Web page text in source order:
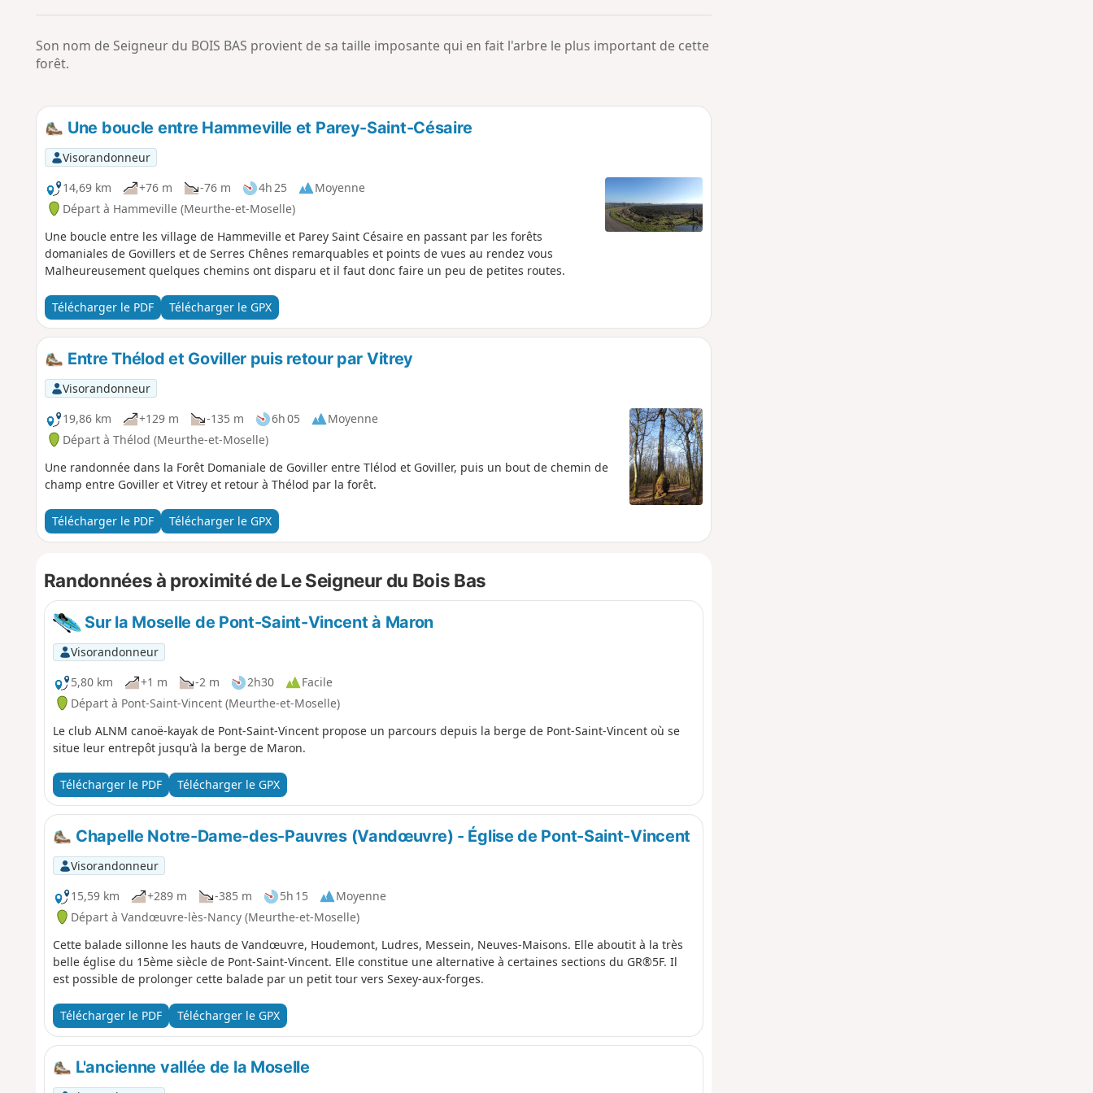
a
p
o
Son nom de Seigneur du BOIS BAS provient de sa taille imposante qui en fait l'arbre le plus important de cette
forêt.
Une boucle entre Hammeville et Parey-Saint-Césaire
Visorandonneur
14,69 km
+76 m -76 m 4h 25
Moyenne
Départ à Hammeville (Meurthe-et-Moselle)
Une boucle entre les village de Hammeville et Parey Saint Césaire en passant par les forêts
domaniales de Govillers et de Serres Chênes remarquables et points de vues au rendez vous
Malheureusement quelques chemins ont disparu et il faut donc faire un peu de petites routes.
Télécharger le PDF Télécharger le GPX
Entre Thélod et Goviller puis retour par Vitrey
Visorandonneur
19,86 km
+129 m -135 m 6h 05
Moyenne
Départ à Thélod (Meurthe-et-Moselle)
Une randonnée dans la Forêt Domaniale de Goviller entre Tlélod et Goviller, puis un bout de chemin de
champ entre Goviller et Vitrey et retour à Thélod par la forêt.
Télécharger le PDF Télécharger le GPX
Randonnées à proximité de Le Seigneur du Bois Bas
Sur la Moselle de Pont-Saint-Vincent à Maron
Visorandonneur
5,80 km
+1 m -2 m 2h30
Facile
Départ à Pont-Saint-Vincent (Meurthe-et-Moselle)
Le club ALNM canoë-kayak de Pont-Saint-Vincent propose un parcours depuis la berge de Pont-Saint-Vincent où se
situe leur entrepôt jusqu'à la berge de Maron.
Télécharger le PDF Télécharger le GPX
Chapelle Notre-Dame-des-Pauvres (Vandœuvre) - Église de Pont-Saint-Vincent
Visorandonneur
15,59 km
+289 m -385 m 5h 15
Moyenne
Départ à Vandœuvre-lès-Nancy (Meurthe-et-Moselle)
Cette balade sillonne les hauts de Vandœuvre, Houdemont, Ludres, Messein, Neuves-Maisons. Elle aboutit à la très
belle église du 15ème siècle de Pont-Saint-Vincent. Elle constitue une alternative à certaines sections du GR®5F. Il
est possible de prolonger cette balade par un petit tour vers Sexey-aux-forges.
Télécharger le PDF Télécharger le GPX
L'ancienne vallée de la Moselle